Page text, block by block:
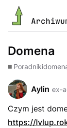
Domena
Poradniki
Aylin ex-
Czym jest
https://